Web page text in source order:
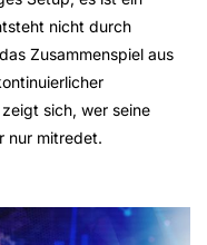
nicht durch
Zusammenspiel aus
sich, wer seine
nur mitredet.